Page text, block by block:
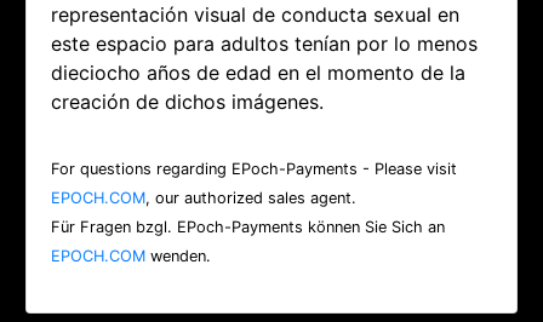
representación visual de conducta sexual en
este espacio para adultos tenían por lo menos
dieciocho años de edad en el momento de la
creación de dichos imágenes.
For questions regarding EPoch-Payments - Please visit
EPOCH.COM, our authorized sales agent.
Für Fragen bzgl. EPoch-Payments können Sie Sich an
EPOCH.COM wenden.